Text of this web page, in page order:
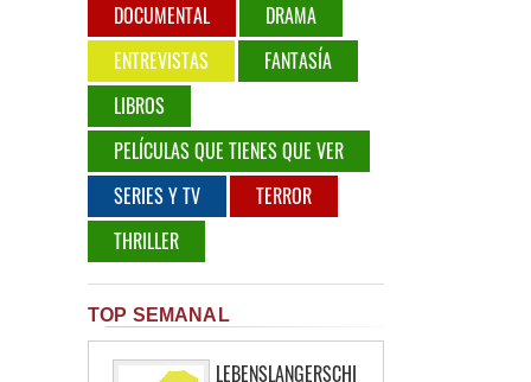
DOCUMENTAL
DRAMA
ENTREVISTAS
FANTASÍA
LIBROS
PELÍCULAS QUE TIENES QUE VER
SERIES Y TV
TERROR
THRILLER
TOP SEMANAL
LEBENSLANGERSCHI